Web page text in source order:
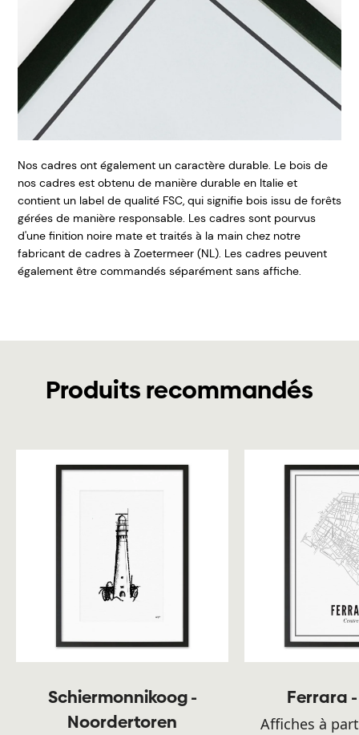
Nos cadres ont également un caractère durable. Le bois de
nos cadres est obtenu de manière durable en Italie et
contient un label de qualité FSC, qui signifie bois issu de forêts
gérées de manière responsable. Les cadres sont pourvus
d'une finition noire mate et traités à la main chez notre
fabricant de cadres à Zoetermeer (NL). Les cadres peuvent
également être commandés séparément sans affiche.
Produits recommandés
Schiermonnikoog -
Noordertoren
Ferrara
Affiches à